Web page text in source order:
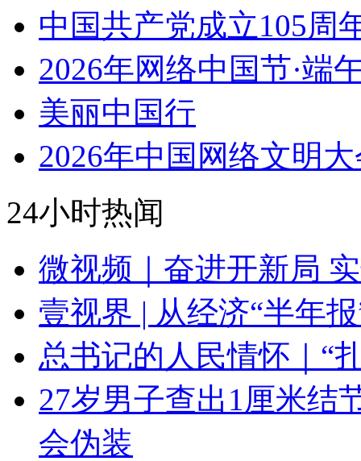
中国共产党成立105周
2026年网络中国节·端
美丽中国行
2026年中国网络文明
24小时热闻
微视频｜奋进开新局
壹视界 | 从经济“半年
总书记的人民情怀｜“
27岁男子查出1厘米结
会伪装